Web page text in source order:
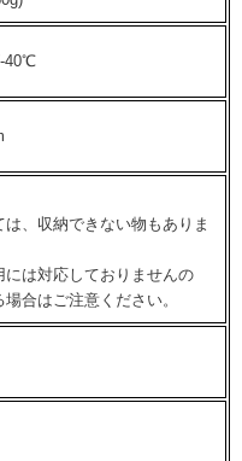
40℃
、収納できない物もありま
は対応しておりませんの
合はご注意ください。